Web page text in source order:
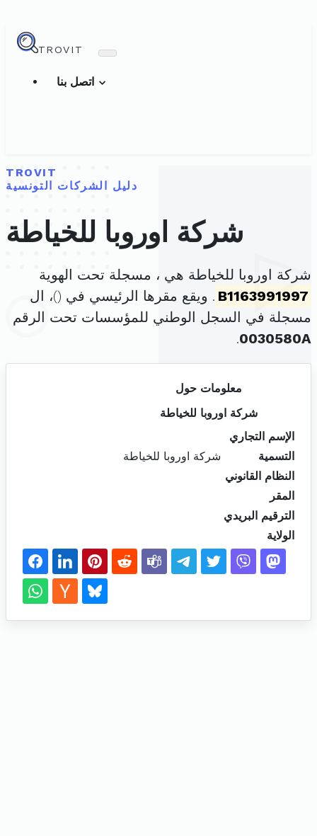
TROVIT
TROVIT
دليل الشركات التونسية
شركة اوروبا للخياطة
شركة اوروبا للخياطة هي ، مسجلة تحت الهوية
B1163991997 . ويقع مقرها الرئيسي في ()، ال
مسجلة في السجل الوطني للمؤسسات تحت الرقم
0030580A
.
معلومات حول
شركة اوروبا للخياطة
الإسم التجاري
التسمية
شركة اوروبا للخياطة
النظام القانوني
المقر
الترقيم البريدي
الولاية